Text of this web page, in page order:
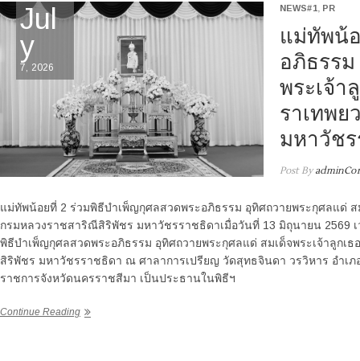
Jul
y
7, 2026
NEWS#1 PR
แม่ทัพน้
อภิธรร
พระเจ้า
ราเทพ
มหาวัช
Post By
แม่ทัพน้อยที่ 2 ร่วมพิธีบำเพ็ญกุศลสวดพระอภิธรรม อุทิศถวายพระกุศลแด่ ส
กรมหลวงราชสาริณีสิริพัชร มหาวัชรราชธิดาเมื่อวันที่ 13 มิถุนายน
พิธีบำเพ็ญกุศลสวดพระอภิธรรม อุทิศถวายพระกุศลแด่ สมเด็จพระเจ้าลูกเ
สิริพัชร มหาวัชรราชธิดา ณ ศาลาการเปรียญ วัดสุทธจินดา วรวิหาร อำเ
ราชการจังหวัดนครราชสีมา เป็นประธานในพิธีฯ
Continue Reading